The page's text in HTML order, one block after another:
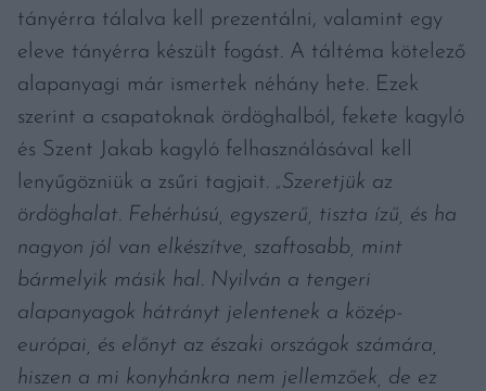
tányérra tálalva kell prezentálni, valamint egy
eleve tányérra készült fogást. A táltéma kötelező
alapanyagi már ismertek néhány hete. Ezek
szerint a csapatoknak ördöghalból, fekete kagyló
és Szent Jakab kagyló felhasználásával kell
lenyűgözniük a zsűri tagjait. „Szeretjük az
ördöghalat. Fehérhúsú, egyszerű, tiszta ízű, és ha
nagyon jól van elkészítve, szaftosabb, mint
bármelyik másik hal. Nyilván a tengeri
alapanyagok hátrányt jelentenek a közép-
európai, és előnyt az északi országok számára,
hiszen a mi konyhánkra nem jellemzőek, de ez